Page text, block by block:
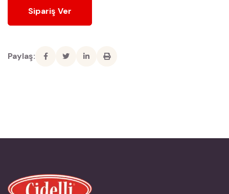
Sipariş Ver
Paylaş: